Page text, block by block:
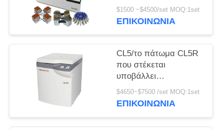
σε φυγοκέντρωση
αργόστροφο
$1500 ~$4500/set MOQ:1set
ΕΠΙΚΟΙΝΩΝΊΑ
CL5/το πάτωμα CL5R
που στέκεται
υποβάλλει
αργόστροφο 5000r/Min
με το στροφέα
$4650~$7500 /set MOQ:1set
ΕΠΙΚΟΙΝΩΝΊΑ